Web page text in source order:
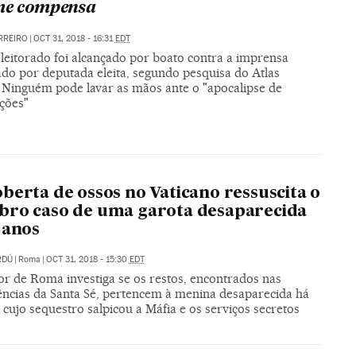
compensa
| OCT 31, 2018 - 16:31EDT
foi alcançado por boato contra a imprensa
por deputada eleita, segundo pesquisa do Atlas
pode lavar as mãos ante o "apocalipse de
de ossos no Vaticano ressuscita o
caso de uma garota desaparecida
Roma OCT 31, 2018 - 15:30 EDT
de Roma investiga se os restos, encontrados nas
da Santa Sé, pertencem à menina desaparecida há
cujo sequestro salpicou a Máfia e os serviços secretos